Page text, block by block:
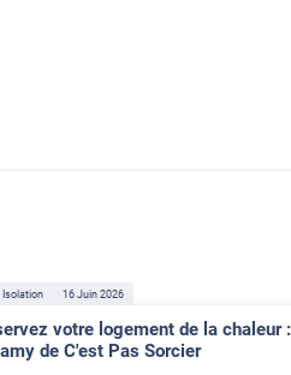
Isolation 16 Juin 2026
votre logement de la chaleur
de C'est Pas Sorcier